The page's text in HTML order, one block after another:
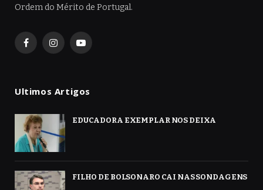
Ordem do Mérito de Portugal.
FacebookInstagramYouTube
Ultimos Artigos
EDUCADORA EXEMPLAR NOS DEIXA
FILHO DE BOLSONARO CAI NAS SONDAGENS